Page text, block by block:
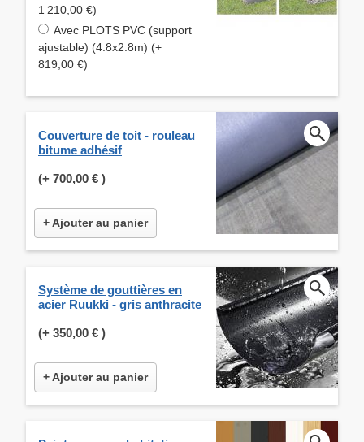
1 210,00 €)
Avec PLOTS PVC (support
ajustable) (4.8x2.8m) (+
819,00 €)
Couverture de toit - rouleau
bitume adhésif
(+ 700,00 € )
+ Ajouter au panier
Système de gouttières en
acier Ruukki - gris anthracite
(+ 350,00 € )
+ Ajouter au panier